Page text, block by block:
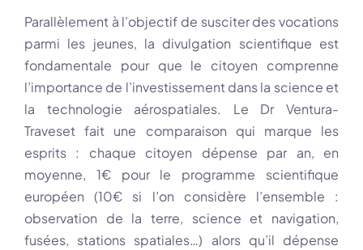
Parallèlement à l’objectif de susciter des vocations
parmi les jeunes, la divulgation scientifique est
fondamentale pour que le citoyen comprenne
l’importance de l’investissement dans la science et
la technologie aérospatiales. Le Dr Ventura-
Traveset fait une comparaison qui marque les
esprits : chaque citoyen dépense par an, en
moyenne, 1€ pour le programme scientifique
européen (10€ si l’on considère l’ensemble :
observation de la terre, science et navigation,
fusées, stations spatiales…) alors qu’il dépense